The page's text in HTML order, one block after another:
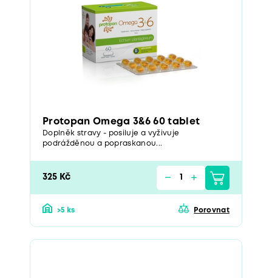
Protopan Omega 3&6 60 tablet
Doplněk stravy - posiluje a vyživuje
podrážděnou a popraskanou...
325 Kč
>5 ks Porovnat